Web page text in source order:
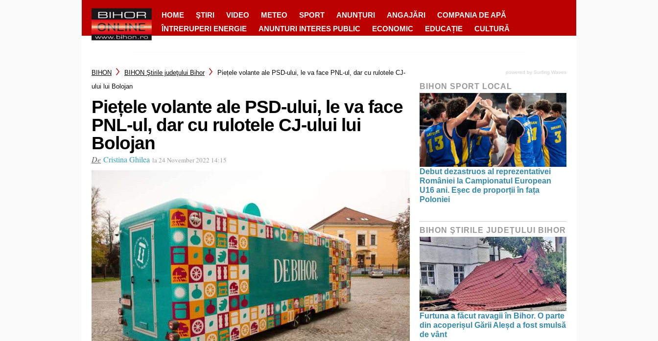
HOME ŞTIRI VIDEO METEO SPORT ANUNȚURI ANGAJĂRI
COMPANIA DE APĂ
ÎNTRERUPERI ENERGIE
ANUNTURI INTERES PUBLIC ECONOMIC EDUCAȚIE CULTURĂ
BIHON BIHON Ştirile judeţului Bihor
Piețele volante ale PSD-ului, le va face PNL-ul, dar cu rulotele CJ-
ului lui Bolojan
Piețele volante ale PSD-ului, le va face
PNL-ul, dar cu rulotele CJ-ului lui
Bolojan
De Cristina Ghilea la 24 November 2022 14:15
powered by Surfing Waves
BIHON SPORT LOCAL
Debut dezastruos al reprezentativei
României la Campionatul European
U16 ani. Eșec de proporții în fața
Poloniei
BIHON ŞTIRILE JUDEŢULUI BIHOR
Furtuna a făcut ravagii în Bihor. O parte
din acoperișul Gării Aleșd a fost smulsă
de vânt